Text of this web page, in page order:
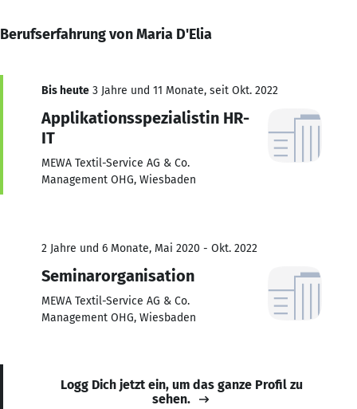
Berufserfahrung von Maria D'Elia
Bis heute 3 Jahre und 11 Monate, seit Okt. 2022
Applikationsspezialistin HR-
IT
MEWA Textil-Service AG & Co.
Management OHG, Wiesbaden
2 Jahre und 6 Monate, Mai 2020 - Okt. 2022
Seminarorganisation
MEWA Textil-Service AG & Co.
Management OHG, Wiesbaden
Logg Dich jetzt ein, um das ganze Profil zu
sehen.